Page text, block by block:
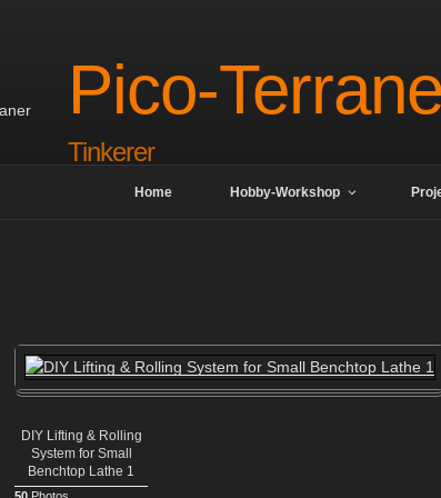
Pico-
Tinkerer
Home Hobby-Workshop
DIY Lifting & Rolling
System for Small
Benchtop Lathe 1